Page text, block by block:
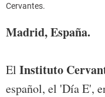
Cervantes.
Madrid, España.
El Instituto
español, el 'Día E',